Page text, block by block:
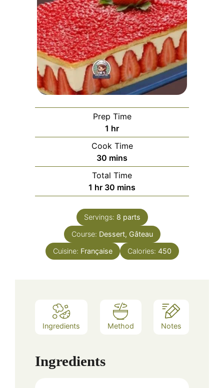
Prep Time
1 hour
hr
Cook Time
30 minutes
mins
Total Time
1 hour
hr 30 minutes
mins
Servings: 8 parts
Course: Dessert, Gâteau
Cuisine: Française Calories: 450
Ingredients Method Notes
Ingredients